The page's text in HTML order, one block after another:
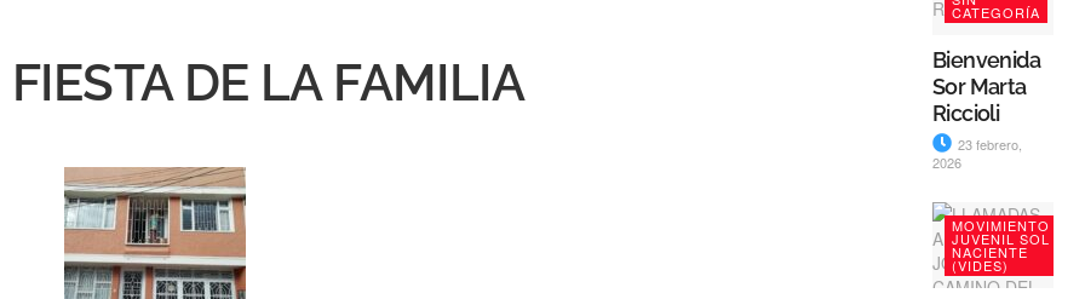
FIESTA DE LA FAMILIA
CATEGORÍA
Bienvenida
Sor Marta
Riccioli
23 febrero,
2026
MOVIMIENTO
JUVENIL SOL
NACIENTE
(VIDES)